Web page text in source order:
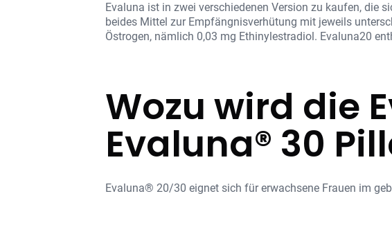
Evaluna ist in zwei verschiedenen Version zu kaufen, die
beides Mittel zur Empfängnisverhütung mit jeweils
Östrogen, nämlich 0,03 mg Ethinylestradiol. Evaluna20
Wozu wird die
Evaluna® 30
Evaluna® 20/30 eignet sich für erwachsene Frauen im